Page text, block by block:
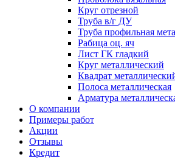
Круг отрезной
Труба в/г ДУ
Труба профильная
Рабица оц. яч
Лист ГК гладкий
Круг металлический
Квадрат
Полоса металлическая
Арматура
О компании
Примеры работ
Акции
Отзывы
Кредит